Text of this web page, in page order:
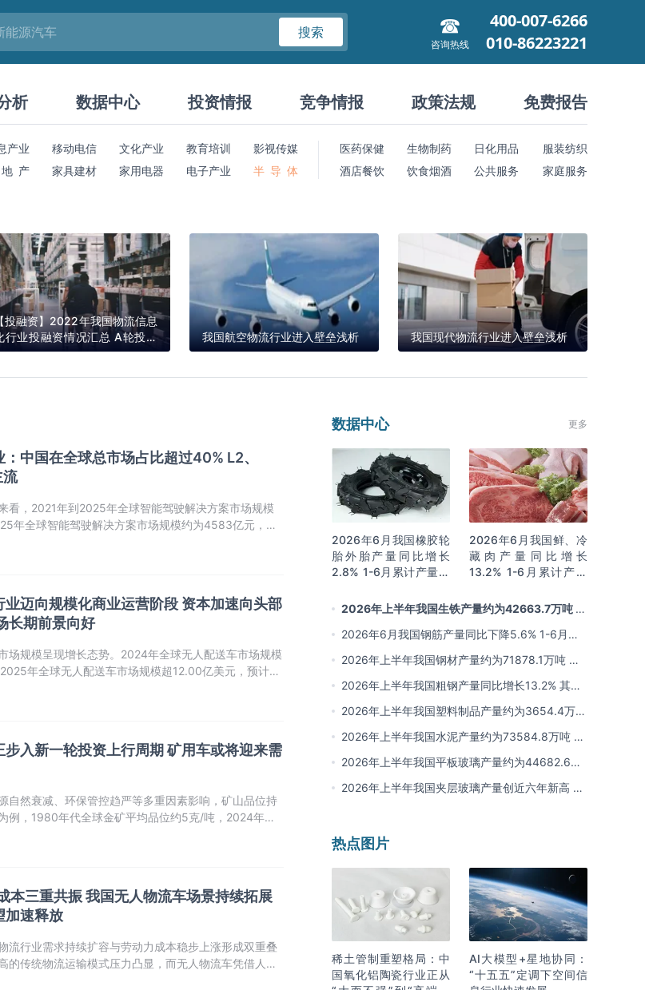
搜索
咨询热线
400-007-6266
010-86223221
析 数据中心 投资情报 竞争情报 政策法规 免费报告
产业 移动电信 文化产业 教育培训
影视传媒
产
家具建材 家用电器 电子产业 半 导 体
医药保健 生物制药 日化用品
服装纺织
酒店餐饮
饮食烟酒 公共服务 家庭服务
【投融资】2022年我国物流信息
行业投融资情况汇总 A轮投资
件最为活跃
我国航空物流行业进入壁垒浅析 我国现代物流行业进入壁垒浅析
中国在全球总市场占比超过40% L2、
流
看，2021年到2025年全球智能驾驶解决方案市场规模
年全球智能驾驶解决方案市场规模约为4583亿元，同
业迈向规模化商业运营阶段 资本加速向头部
长期前景向好
场规模呈现增长态势。2024年全球无人配送车市场规模
年全球无人配送车市场规模超12.00亿美元，预计
送车市场规模将达到44.75亿美元。
步入新一轮投资上行周期 矿用车或将迎来需
自然衰减、环保管控趋严等多重因素影响，矿山品位持
例，1980年代全球金矿平均品位约5克/吨，2024年已
截至2024年，全球189个正在生产的金矿平均品位为
本三重共振 我国无人物流车场景持续拓展
加速释放
流行业需求持续扩容与劳动力成本稳步上涨形成双重叠
的传统物流运输模式压力凸显，而无人物流车凭借人工
核心优势，恰好契合行业发展痛点，市场发展空间极具
数据中心 更多
2026年6月我国橡胶轮
胎外胎产量同比增长
2.8% 1-6月累计产量同
2026年6月我国鲜、冷
藏肉产量同比增长
13.2% 1-6月累计产量
2026年上半年我国生铁产量约为42663.7万吨 同
比下降2.8% 其中河北产量占比22.7%排名第一
2026年6月我国钢筋产量同比下降5.6% 1-6月累
计产量同比下降10.7%
2026年上半年我国钢材产量约为71878.1万吨 同
比下降0.9% 其中河北以超亿吨产量排名第一
2026年上半年我国粗钢产量同比增长13.2% 其中
河北产量占比21.5%位居首位
2026年上半年我国塑料制品产量约为3654.4万吨
其中江苏、浙江产量分别占比18.9%、16.0%
2026年上半年我国水泥产量约为73584.8万吨 同
比下降8% 其中广东、浙江和安徽分别排名前三
2026年上半年我国平板玻璃产量约为44682.6万
重量箱 同比下降5.7% 其中河北产量最多 占比
2026年上半年我国夹层玻璃产量创近六年新高 约
热点图片
稀土管制重塑格局：中
国氧化铝陶瓷行业正从
AI大模型+星地协同：
“十五五”定调下空间信